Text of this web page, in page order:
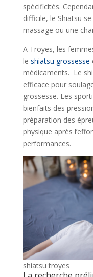
spécificités.
difficile, le Shiatsu
massage ou une
A Troyes, les
le shiatsu grossesse
médicaments. Le
efficace pour
grossesse. Les
bienfaits des
préparation des
physique après
performances.
shiatsu troyes